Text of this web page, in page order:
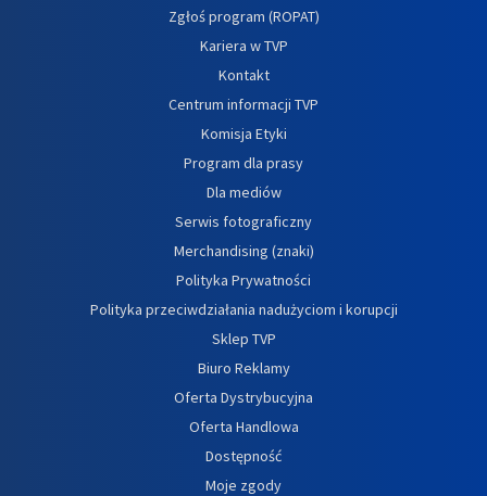
Zgłoś program (ROPAT)
Kariera w TVP
Kontakt
Centrum informacji TVP
Komisja Etyki
Program dla prasy
Dla mediów
Serwis fotograficzny
Merchandising (znaki)
Polityka Prywatności
Polityka przeciwdziałania nadużyciom i korupcji
Sklep TVP
Biuro Reklamy
Oferta Dystrybucyjna
Oferta Handlowa
Dostępność
Moje zgody